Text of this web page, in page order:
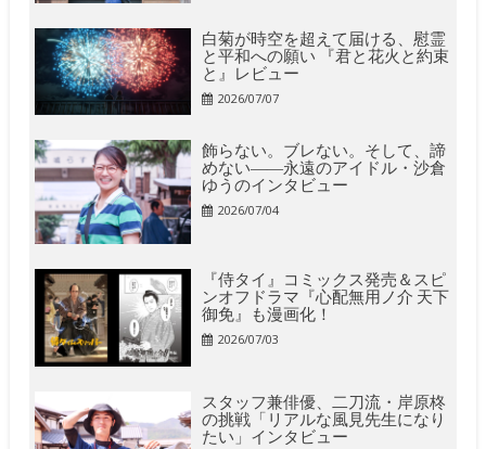
白菊が時空を超えて届ける、慰霊
と平和への願い 『君と花火と約束
と』レビュー
2026/07/07
飾らない。ブレない。そして、諦
めない――永遠のアイドル・沙倉
ゆうのインタビュー
2026/07/04
『侍タイ』コミックス発売＆スピ
ンオフドラマ『心配無用ノ介 天下
御免』も漫画化！
2026/07/03
スタッフ兼俳優、二刀流・岸原柊
の挑戦「リアルな風見先生になり
たい」インタビュー